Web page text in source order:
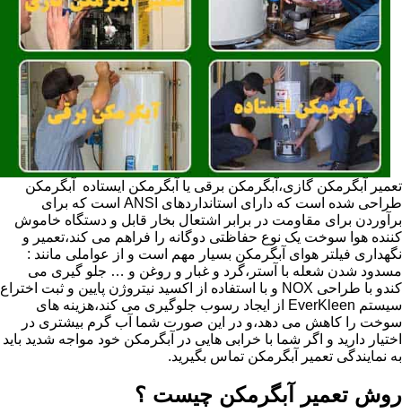
تعمیر آبگرمکن گازی،آبگرمکن برقی یا آبگرمکن ایستاده ​ آبگرمکن
طراحی شده است که دارای استانداردهای ANSI است که برای
برآوردن برای مقاومت در برابر اشتعال بخار قابل و دستگاه خاموش
کننده هوا سوخت یک نوع حفاظتی دوگانه را فراهم می کند،تعمیر و
نگهداری فیلتر هوای آبگرمکن بسیار مهم است و از عواملی مانند :
مسدود شدن شعله با آستر،گرد و غبار و روغن و … جلو گیری می
کندو با طراحی NOX و با استفاده از اکسید نیتروژن پایین و ثبت اختراع
سیستم EverKleen از ایجاد رسوب جلوگیری می کند،هزینه های
سوخت را کاهش می دهد،و در این صورت شما آب گرم بیشتری در
اختیار دارید و اگر شما با خرابی هایی در آبگرمکن خود مواجه شدید باید
به نمایندگی تعمیر آبگرمکن تماس بگیرید.
روش تعمیر آبگرمکن چیست ؟